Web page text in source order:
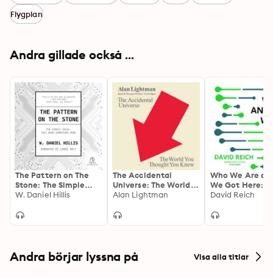
Flygplan
Andra gillade också ...
The Pattern on The
Stone: The Simple
Ideas That Make
W. Daniel Hillis
The Accidental
Universe: The World
You Thought You
Alan Lightman
Who We Are
We Got Here:
DNA and the
Past
David Reich
Andra börjar lyssna på Visa alla titlar